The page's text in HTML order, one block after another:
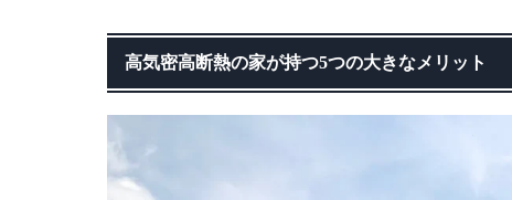
高気密高断熱の家が持つ5つの大きなメリット